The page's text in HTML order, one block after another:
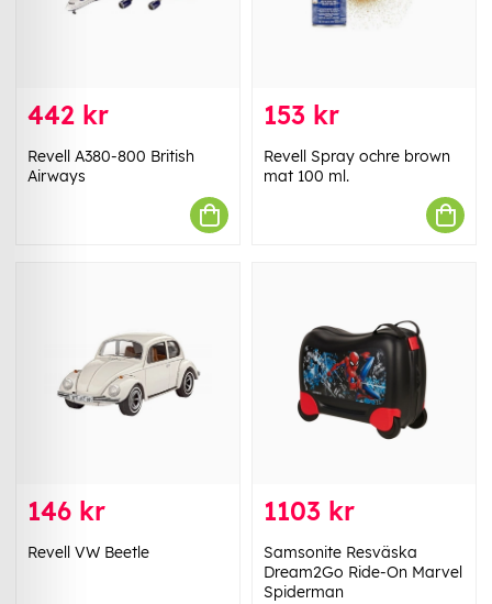
442 kr
Revell A380-800 British
Airways
153 kr
Revell Spray ochre brown
mat 100 ml.
146 kr
Revell VW Beetle
1103 kr
Samsonite Resväska
Dream2Go Ride-On Marvel
Spiderman